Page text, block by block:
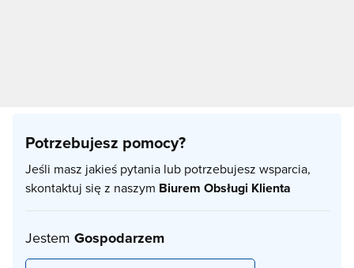
Potrzebujesz pomocy?
Jeśli masz jakieś pytania lub potrzebujesz wsparcia,
skontaktuj się z naszym Biurem Obsługi Klienta
Jestem Gospodarzem